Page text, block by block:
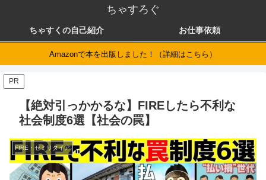
ちゃすろぐ
ちゃすくの自己紹介 お仕事依頼
Amazonで本を出版しました！（詳細はこちら）
PR
【絶対引っかかるな】FIREしたら不利な
社会制度6選【社会の罠】
FIRE・セミリタイア